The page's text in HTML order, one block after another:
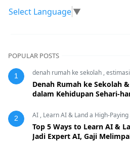
Select Language▼
POPULAR POSTS
1 denah rumah ke sekolah ,
Denah Rumah ke Sekolah
dalam Kehidupan Sehari-
2 AI , Learn AI & Land a High-Paying
Top 5 Ways to Learn AI &
Jadi Expert AI, Gaji